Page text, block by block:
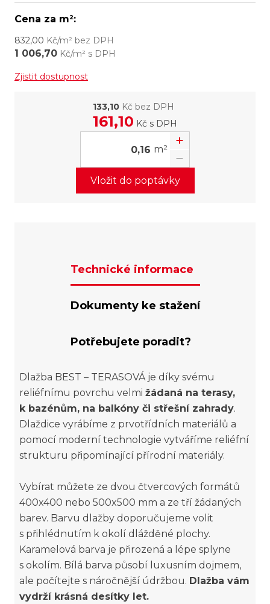
Cena za m²:
832,00 Kč/m² bez DPH
1 006,70 Kč/m² s DPH
Zjistit dostupnost
133,10 Kč bez DPH
161,10 Kč s DPH
m²
Vložit do poptávky
Technické informace
Dokumenty ke stažení
Potřebujete poradit?
Dlažba BEST – TERASOVÁ je díky svému
reliéfnímu povrchu velmi žádaná na terasy,
k bazénům, na balkóny či střešní zahrady.
Dlaždice vyrábíme z prvotřídních materiálů a
pomocí moderní technologie vytváříme reliéfní
strukturu připomínající přírodní materiály.
Vybírat můžete ze dvou čtvercových formátů
400x400 nebo 500x500 mm a ze tří žádaných
barev. Barvu dlažby doporučujeme volit
s přihlédnutím k okolí dlážděné plochy.
Karamelová barva je přirozená a lépe splyne
s okolím. Bílá barva působí luxusním dojmem,
ale počítejte s náročnější údržbou. Dlažba vám
vydrží krásná desítky let.